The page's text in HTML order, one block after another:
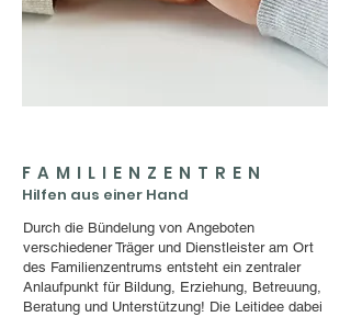
FAMILIENZENTREN
Hilfen aus einer Hand
Durch die Bündelung von Angeboten
verschiedener Träger und Dienstleister am Ort
des Familienzentrums entsteht ein zentraler
Anlaufpunkt für Bildung, Erziehung, Betreuung,
Beratung und Unterstützung! Die Leitidee dabei